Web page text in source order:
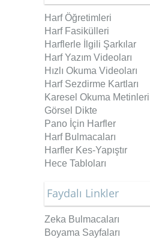
Harf Öğretimleri
Harf Fasikülleri
Harflerle İlgili Şarkılar
Harf Yazım Videoları
Hızlı Okuma Videoları
Harf Sezdirme Kartları
Karesel Okuma Metinleri
Görsel Dikte
Pano İçin Harfler
Harf Bulmacaları
Harfler Kes-Yapıştır
Hece Tabloları
Faydalı Linkler
Zeka Bulmacaları
Boyama Sayfaları